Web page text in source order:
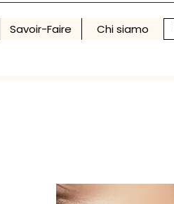
Savoir-Faire Chi siamo